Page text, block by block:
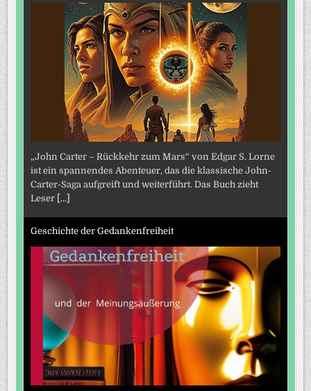
„John Carter – Rückkehr zum Mars“ von Edgar S. Lorne
ist ein spannendes Abenteuer, das die klassische John-
Carter-Saga aufgreift und weiterführt. Das Buch zieht
Leser [...]
Geschichte der Gedankenfreiheit